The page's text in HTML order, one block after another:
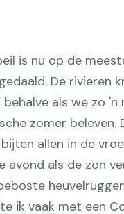
is nu op de
De rivieren
als we zo
zomer beleven.
allen in de
avond als de zon
ik vaak met een